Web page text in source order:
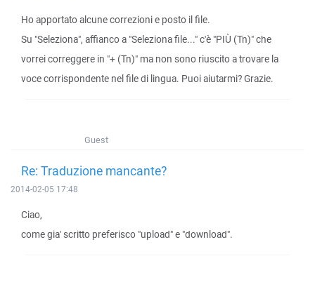
Ho apportato alcune correzioni e posto il file.
Su "Seleziona", affianco a "Seleziona file..." c'è "PIÙ (Tn)" che
vorrei correggere in "+ (Tn)" ma non sono riuscito a trovare la
voce corrispondente nel file di lingua. Puoi aiutarmi? Grazie.
Guest
Re: Traduzione mancante?
2014-02-05 17:48
Ciao,
come gia' scritto preferisco "upload" e "download".